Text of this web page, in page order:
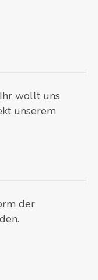
wollt uns
unserem
der